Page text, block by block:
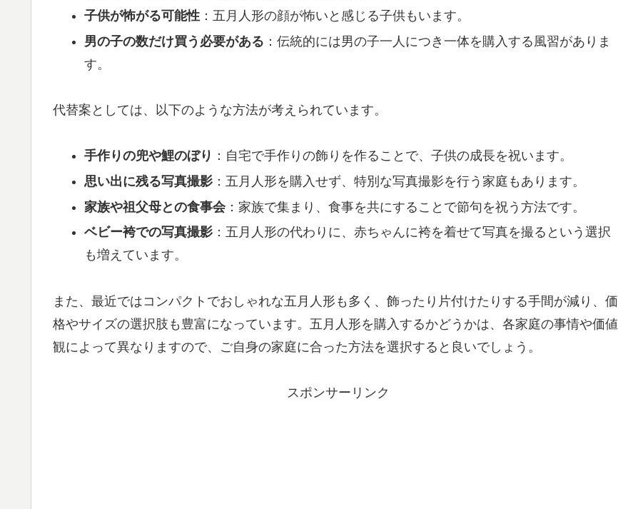
子供が怖がる可能性：五月人形の顔が怖いと感じる子供もいます。
男の子の数だけ買う必要がある ：伝統的には男の子一人につき一体を購入する風習がありま
す。
代替案としては、以下のような方法が考えられています。
手作りの兜や鯉のぼり ：自宅で手作りの飾りを作ることで、子供の成長を祝います。
思い出に残る写真撮影：五月人形を購入せず、特別な写真撮影を行う家庭もあります。
家族や祖父母との食事会：家族で集まり、食事を共にすることで節句を祝う方法です。
ベビー袴での写真撮影：五月人形の代わりに、赤ちゃんに袴を着せて写真を撮るという選択
も増えています。
また、最近ではコンパクトでおしゃれな五月人形も多く、飾ったり片付けたりする手間が減り、価
格やサイズの選択肢も豊富になっています。五月人形を購入するかどうかは、各家庭の事情や価値
観によって異なりますので、ご自身の家庭に合った方法を選択すると良いでしょう。
スポンサーリンク